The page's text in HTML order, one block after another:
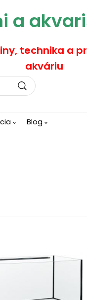
a
technika a
akváriu
Blog